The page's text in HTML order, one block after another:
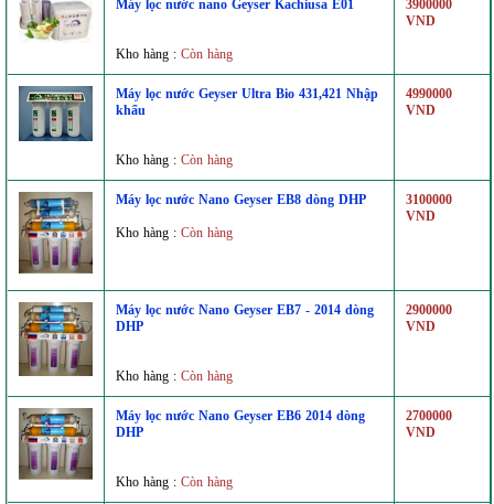
Máy lọc nước nano Geyser Kachiusa E01
Kho hàng : Còn hàng
3900000
VND
Máy lọc nước Geyser Ultra Bio 431,421 Nhập
khẩu
Kho hàng : Còn hàng
4990000
VND
Máy lọc nước Nano Geyser EB8 dòng DHP
Kho hàng : Còn hàng
3100000
VND
Máy lọc nước Nano Geyser EB7 - 2014 dòng
DHP
Kho hàng : Còn hàng
2900000
VND
Máy lọc nước Nano Geyser EB6 2014 dòng
DHP
Kho hàng : Còn hàng
2700000
VND